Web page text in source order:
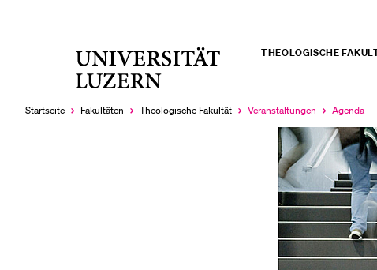
Universität
THEOLOGISCHE
Startseite Fakultäten Theologische Fakultät
Aktuell
ausgewählt
Veranstaltungen
Aktuell
Agenda
LETZTE SUCHEN